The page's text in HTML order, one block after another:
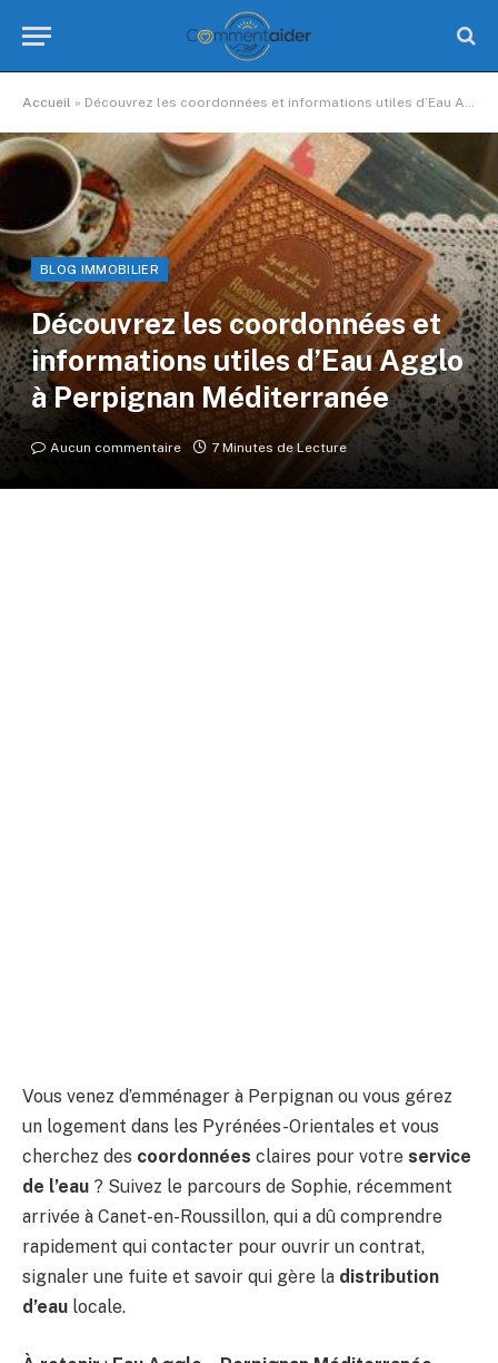
Accueil » Découvrez les coordonnées et informations utiles d’Eau Agglo à Perpignan Méditerranée
BLOG IMMOBILIER
Découvrez les coordonnées et
informations utiles d’Eau Agglo
à Perpignan Méditerranée
Aucun commentaire 7 Minutes de Lecture
Vous venez d’emménager à Perpignan ou vous gérez
un logement dans les Pyrénées-Orientales et vous
cherchez des coordonnées claires pour votre service
de l’eau ? Suivez le parcours de Sophie, récemment
arrivée à Canet-en-Roussillon, qui a dû comprendre
rapidement qui contacter pour ouvrir un contrat,
signaler une fuite et savoir qui gère la distribution
d’eau locale.